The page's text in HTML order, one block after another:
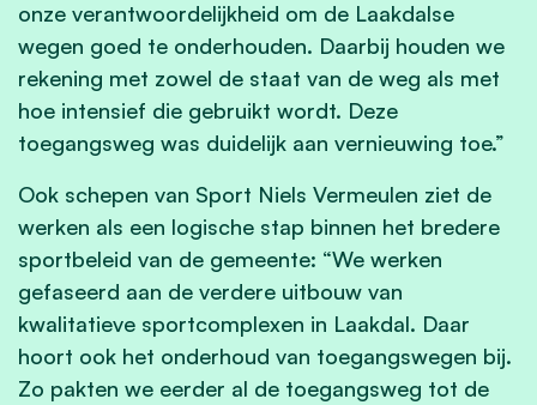
onze verantwoordelijkheid om de Laakdalse
wegen goed te onderhouden. Daarbij houden we
rekening met zowel de staat van de weg als met
hoe intensief die gebruikt wordt. Deze
toegangsweg was duidelijk aan vernieuwing toe.”
Ook schepen van Sport Niels Vermeulen ziet de
werken als een logische stap binnen het bredere
sportbeleid van de gemeente: “We werken
gefaseerd aan de verdere uitbouw van
kwalitatieve sportcomplexen in Laakdal. Daar
hoort ook het onderhoud van toegangswegen bij.
Zo pakten we eerder al de toegangsweg tot de